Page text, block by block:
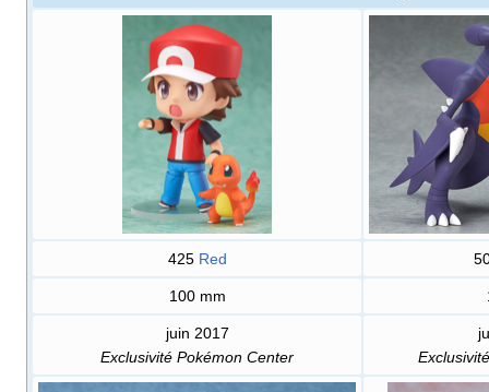
425 Red
100 mm
juin 2017
Exclusivité Pokémon Center